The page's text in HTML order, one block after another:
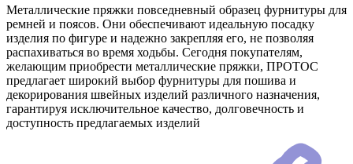
Металлические пряжки повседневный образец фурнитуры для
ремней и поясов. Они обеспечивают идеальную посадку
изделия по фигуре и надежно закрепляя его, не позволяя
распахиваться во время ходьбы. Сегодня покупателям,
желающим приобрести металлические пряжки, ПРОТОС
предлагает широкий выбор фурнитуры для пошива и
декорирования швейных изделий различного назначения,
гарантируя исключительное качество, долговечность и
доступность предлагаемых изделий